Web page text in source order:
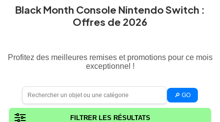
Black Month Console Nintendo Switch :
Offres de 2026
Profitez des meilleures remises et promotions pour ce mois
exceptionnel !
🔎 GO
FILTRER LES RÉSULTATS